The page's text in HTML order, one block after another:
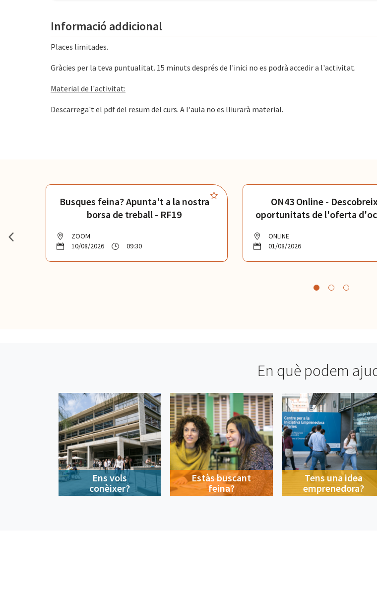
Data:Divendres 25 de setembre, 12:00h - 14:00h
El Convent- Plaça Pons i Clerch, 2, 1r BARCELONA
Informació addicional
Places limitades.
Gràcies per la teva puntualitat. 15 minuts després de l'inici no es podrà accedir a l'activitat.
Material de l'activitat:
Descarrega't el pdf del resum del curs. A l'aula no es lliurarà material.
Busques feina? Apunta't a la nostra
borsa de treball - RF19
ZOOM
10/08/2026
09:30
ON43 Online -
oportunitats de l'oferta
ONLINE
01/08/2026
En què podem
Ens vols
conèixer?
Estàs buscant
feina?
Tens una idea
emprenedora?